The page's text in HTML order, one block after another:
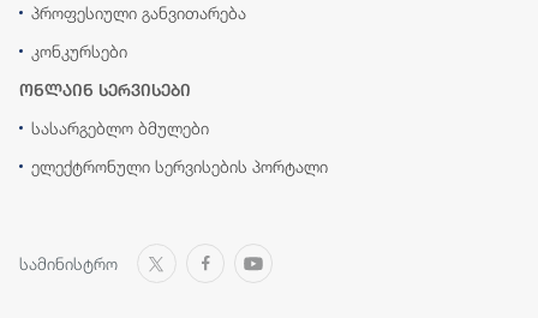
პროფესიული განვითარება
კონკურსები
ონლაინ სერვისები
სასარგებლო ბმულები
ელექტრონული სერვისების პორტალი
სამინისტრო